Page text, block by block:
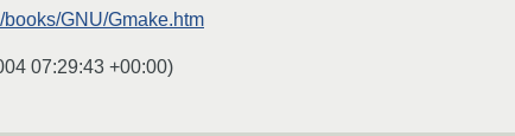
GNU/Gmake.htm
07:29:43 +00:00)